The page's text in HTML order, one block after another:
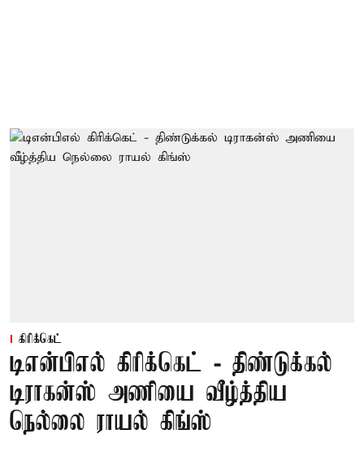
கிரிக்கெட்
டிஎன்பிஎல் கிரிக்கெட் - திண்டுக்கல்
டிராகன்ஸ் அணியை வீழ்த்திய
நெல்லை ராயல் கிங்ஸ்